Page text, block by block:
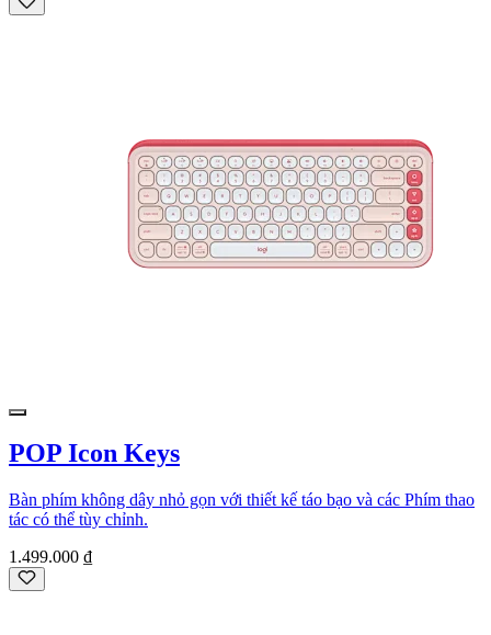
POP Icon Keys
Bàn phím không dây nhỏ gọn với thiết kế táo bạo và các Phím thao
tác có thể tùy chỉnh.
1.499.000 ₫